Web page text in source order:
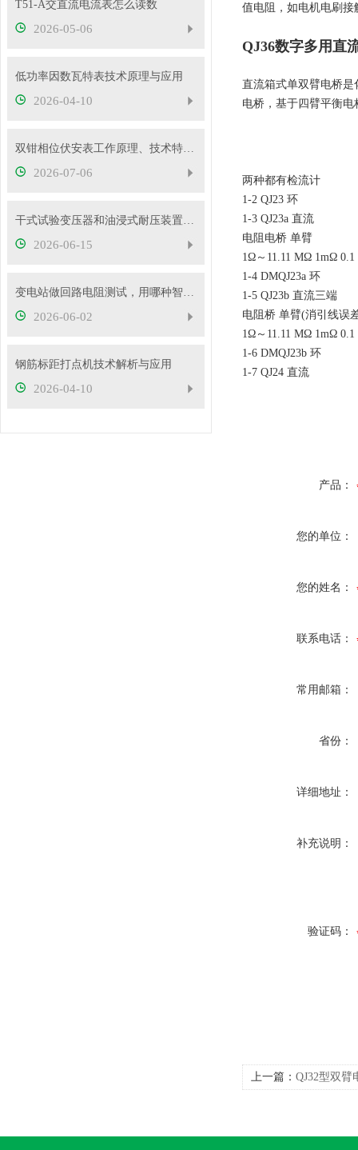
T51-A交直流电流表怎么读数
2026-05-06
低功率因数瓦特表技术原理与应用
2026-04-10
双钳相位伏安表工作原理、技术特性与电力现场应用解析
2026-07-06
干式试验变压器和油浸式耐压装置有什么区别？
2026-06-15
变电站做回路电阻测试，用哪种智能测试仪更靠谱？
2026-06-02
钢筋标距打点机技术解析与应用
2026-04-10
值电阻，如电机电刷
QJ36数字多用直
直流箱式单双臂电桥
电桥，基于四臂平衡
两种都有检流计
1-2 QJ23 环
1-3 QJ23a 直流
电阻电桥 单臂
1Ω～11.11 MΩ 1mΩ 0.1
1-4 DMQJ23a 环
1-5 QJ23b 直流三端
电阻桥 单臂(消引线误
1Ω～11.11 MΩ 1mΩ 0.1
1-6 DMQJ23b 环
1-7 QJ24 直流
产品：
您的单位：
您的姓名：
联系电话：
常用邮箱：
省份：
详细地址：
补充说明：
验证码：
上一篇： QJ32型双臂